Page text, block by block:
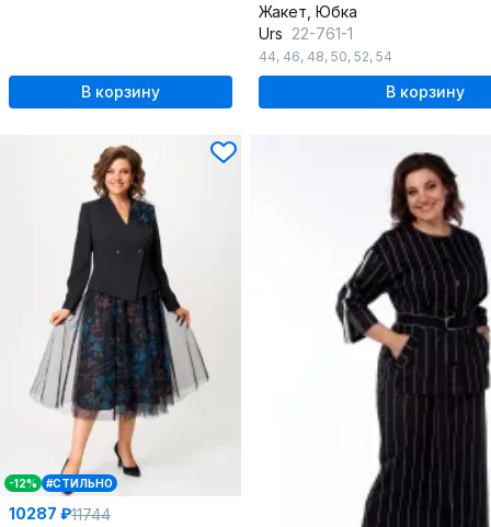
В корзину
Жакет, Юбка
Urs 22-761-1
44, 46, 48, 50, 52, 54
В корзину
-12% #СТИЛЬНО
10287 ₽11744